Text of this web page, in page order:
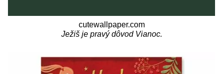
cutewallpaper.com
Ježiš je pravý dôvod Vianoc.